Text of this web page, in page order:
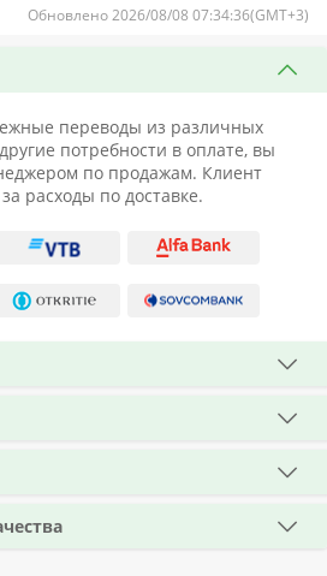
Обновлено 2026/08/08 07:34:36(GMT+3)
переводы из различных
потребности в оплате, вы
по продажам. Клиент
расходы по доставке.